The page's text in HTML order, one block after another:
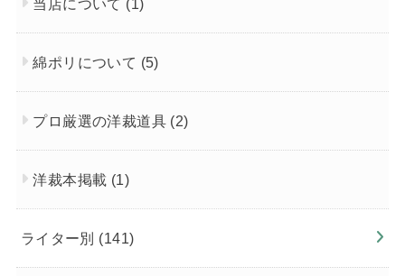
綿ポリについて (5)
プロ厳選の洋裁道具 (2)
洋裁本掲載 (1)
ライター別 (141)